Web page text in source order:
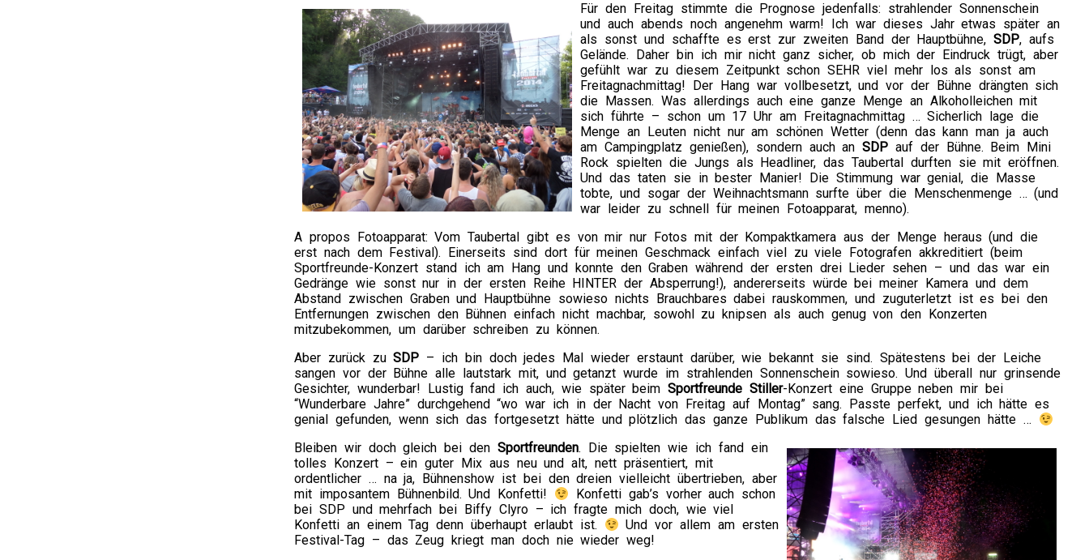
Für den Freitag stimmte die Prognose jedenfalls: strahlender Sonnenschein
und auch abends noch angenehm warm! Ich war dieses Jahr etwas später an
als sonst und schaffte es erst zur zweiten Band der Hauptbühne,SDP, aufs
Gelände. Daher bin ich mir nicht ganz sicher, ob mich der Eindruck trügt, aber
gefühlt war zu diesem Zeitpunkt schon SEHR viel mehr los als sonst am
Freitagnachmittag! Der Hang war vollbesetzt, und vor der Bühne drängten sich
die Massen. Was allerdings auch eine ganze Menge an Alkoholleichen mit
sich führte – schon um 17 Uhr am Freitagnachmittag … Sicherlich lage die
Menge an Leuten nicht nur am schönen Wetter (denn das kann man ja auch
am Campingplatz genießen), sondern auch anSDP auf der Bühne. Beim Mini
Rock spielten die Jungs als Headliner, das Taubertal durften sie mit eröffnen.
Und das taten sie in bester Manier! Die Stimmung war genial, die Masse
tobte, und sogar der Weihnachtsmann surfte über die Menschenmenge … (und
war leider zu schnell für meinen Fotoapparat, menno).
A propos Fotoapparat: Vom Taubertal gibt es von mir nur Fotos mit der Kompaktkamera aus der Menge heraus (und die
erst nach dem Festival). Einerseits sind dort für meinen Geschmack einfach viel zu viele Fotografen akkreditiert (beim
Sportfreunde-Konzert stand ich am Hang und konnte den Graben während der ersten drei Lieder sehen – und das war ein
Gedränge wie sonst nur in der ersten Reihe HINTER der Absperrung!), andererseits würde bei meiner Kamera und dem
Abstand zwischen Graben und Hauptbühne sowieso nichts Brauchbares dabei rauskommen, und zuguterletzt ist es bei den
Entfernungen zwischen den Bühnen einfach nicht machbar, sowohl zu knipsen als auch genug von den Konzerten
mitzubekommen, um darüber schreiben zu können.
Aber zurück zuSDP – ich bin doch jedes Mal wieder erstaunt darüber, wie bekannt sie sind. Spätestens bei der Leiche
sangen vor der Bühne alle lautstark mit, und getanzt wurde im strahlenden Sonnenschein sowieso. Und überall nur grinsende
Gesichter, wunderbar! Lustig fand ich auch, wie später beimSportfreunde Stiller-Konzert eine Gruppe neben mir bei
“Wunderbare Jahre” durchgehend “wo war ich in der Nacht von Freitag auf Montag” sang. Passte perfekt, und ich hätte es
genial gefunden, wenn sich das fortgesetzt hätte und plötzlich das ganze Publikum das falsche Lied gesungen hätte …
Bleiben wir doch gleich bei den Sportfreunden. Die spielten wie ich fand ein
tolles Konzert – ein guter Mix aus neu und alt, nett präsentiert, mit
ordentlicher … na ja, Bühnenshow ist bei den dreien vielleicht übertrieben, aber
mit imposantem Bühnenbild. Und Konfetti!
Konfetti gab’s vorher auch schon
bei SDP und mehrfach bei Biffy Clyro – ich fragte mich doch, wie viel
Konfetti an einem Tag denn überhaupt erlaubt ist.
Und vor allem am ersten
Festival-Tag – das Zeug kriegt man doch nie wieder weg!